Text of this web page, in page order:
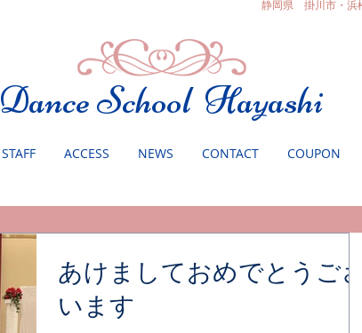
静岡県 掛川市・浜
Dance School Hayashi
STAFF ACCESS NEWS CONTACT COUPON
あけましておめでとうござ
います